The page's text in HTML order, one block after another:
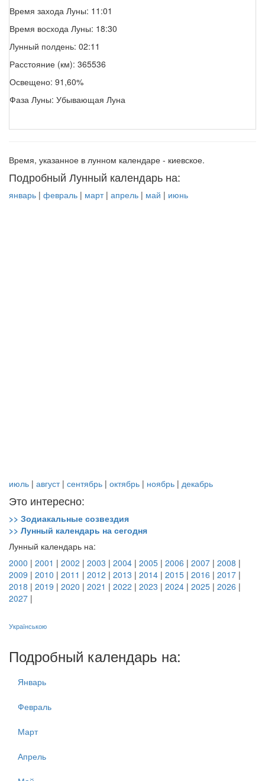
Время захода Луны: 11:01
Время восхода Луны: 18:30
Лунный полдень: 02:11
Расстояние (км): 365536
Освещено: 91,60%
Фаза Луны: Убывающая Луна
Время, указанное в лунном календаре - киевское.
Подробный Лунный календарь на:
январь | февраль | март| апрель | май | июнь
июль | август| сентябрь | октябрь | ноябрь | декабрь
Это интересно:
>> Зодиакальные созвездия
>> Лунный календарь на сегодня
Лунный календарь на:
2000 | 2001 | 2002 | 2003 | 2004 | 2005 | 2006 | 2007 | 2008 |
2009 | 2010 | 2011 | 2012 | 2013 | 2014 | 2015 | 2016 | 2017 |
2018 | 2019 | 2020 | 2021 | 2022 | 2023 | 2024 | 2025 | 2026 |
2027 |
Українською
Подробный календарь на:
Январь
Февраль
Март
Апрель